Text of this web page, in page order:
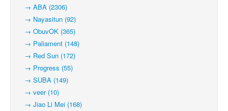
→ ABA (2306)
→ Nayasitun (92)
→ ObuvOK (365)
→ Paliament (148)
→ Red Sun (172)
→ Progress (55)
→ SUBA (149)
→ veer (10)
→ Jiao Li Mei (168)